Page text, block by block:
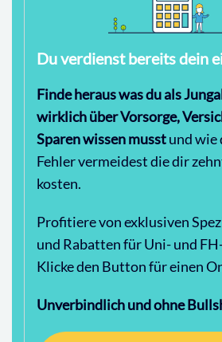
Du verdienst bereits dein
Finde heraus was du als
wirklich über Vorsorge,
Sparen wissen musstund wie
Fehler vermeidest die dir
kosten.
Profitiere von exklusiven
und Rabatten für Uni- und
Klicke den Button für einen
Unverbindlich und ohne